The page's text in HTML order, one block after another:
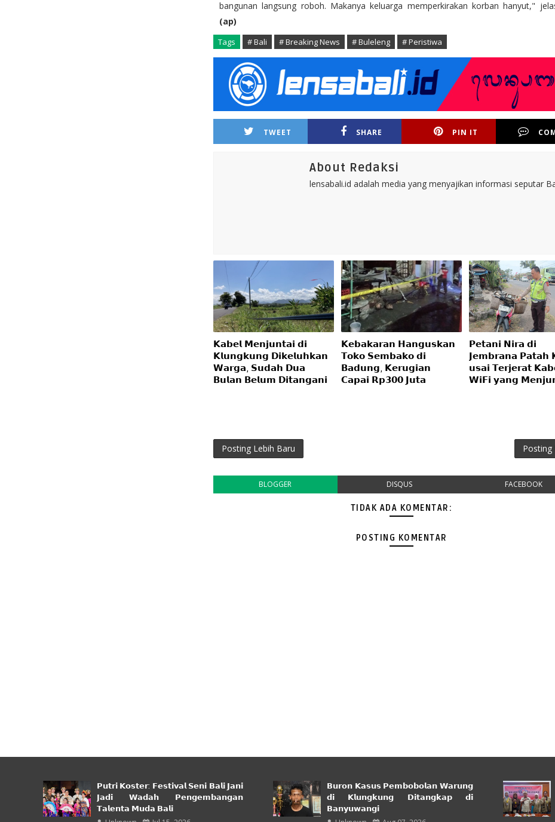
bangunan langsung roboh. Makanya keluarga memperkirakan korban hanyut,"
(ap)
Tags # Bali # Breaking News # Buleleng # Peristiwa
TWEET SHARE PIN IT
About Redaksi
lensabali.id adalah media yang menyajikan informasi seputar
𝗞𝗮𝗯𝗲𝗹 𝗠𝗲𝗻𝗷𝘂𝗻𝘁𝗮𝗶 𝗱𝗶
𝗞𝗹𝘂𝗻𝗴𝗸𝘂𝗻𝗴 𝗗𝗶𝗸𝗲𝗹𝘂𝗵𝗸𝗮𝗻
𝗪𝗮𝗿𝗴𝗮, 𝗦𝘂𝗱𝗮𝗵 𝗗𝘂𝗮
𝗕𝘂𝗹𝗮𝗻 𝗕𝗲𝗹𝘂𝗺 𝗗𝗶𝘁𝗮𝗻𝗴𝗮𝗻𝗶
𝗞𝗲𝗯𝗮𝗸𝗮𝗿𝗮𝗻 𝗛𝗮𝗻𝗴𝘂𝘀𝗸𝗮𝗻
𝗧𝗼𝗸𝗼 𝗦𝗲𝗺𝗯𝗮𝗸𝗼 𝗱𝗶
𝗕𝗮𝗱𝘂𝗻𝗴, 𝗞𝗲𝗿𝘂𝗴𝗶𝗮𝗻
𝗖𝗮𝗽𝗮𝗶 𝗥𝗽𝟯𝟬𝟬 𝗝𝘂𝘁𝗮
𝗣𝗲𝘁𝗮𝗻𝗶 𝗡𝗶𝗿𝗮 𝗱𝗶
𝗝𝗲𝗺𝗯𝗿𝗮𝗻𝗮 𝗣𝗮𝘁𝗮𝗵
𝘂𝘀𝗮𝗶 𝗧𝗲𝗿𝗷𝗲𝗿𝗮𝘁
𝗪𝗶𝗙𝗶 𝘆𝗮𝗻𝗴
Posting Lebih Baru Posting
BLOGGER DISQUS FACEBOOK
TIDAK ADA KOMENTAR:
POSTING KOMENTAR
𝗣𝘂𝘁𝗿𝗶 𝗞𝗼𝘀𝘁𝗲𝗿: 𝗙𝗲𝘀𝘁𝗶𝘃𝗮𝗹 𝗦𝗲𝗻𝗶 𝗕𝗮𝗹𝗶 𝗝𝗮𝗻𝗶
𝗝𝗮𝗱𝗶 𝗪𝗮𝗱𝗮𝗵 𝗣𝗲𝗻𝗴𝗲𝗺𝗯𝗮𝗻𝗴𝗮𝗻
𝗧𝗮𝗹𝗲𝗻𝘁𝗮 𝗠𝘂𝗱𝗮 𝗕𝗮𝗹𝗶
𝗕𝘂𝗿𝗼𝗻 𝗞𝗮𝘀𝘂𝘀 𝗣𝗲𝗺𝗯𝗼𝗯𝗼𝗹𝗮𝗻 𝗪𝗮𝗿𝘂𝗻𝗴
𝗱𝗶 𝗞𝗹𝘂𝗻𝗴𝗸𝘂𝗻𝗴 𝗗𝗶𝘁𝗮𝗻𝗴𝗸𝗮𝗽 𝗱𝗶
𝗕𝗮𝗻𝘆𝘂𝘄𝗮𝗻𝗴𝗶